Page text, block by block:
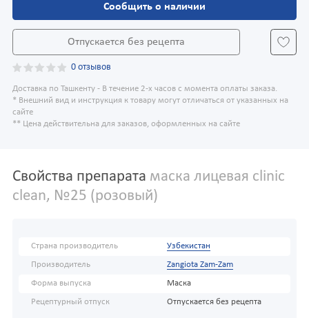
Сообщить о наличии
Отпускается без рецепта
0 отзывов
Доставка по Ташкенту - В течение 2-х часов с момента оплаты заказа.
* Внешний вид и инструкция к товару могут отличаться от указанных на
сайте
** Цена действительна для заказов, оформленных на сайте
Свойства препарата маска лицевая clinic
clean, №25 (розовый)
Страна производитель Узбекистан
Производитель Zangiota Zam-Zam
Форма выпуска Маска
Рецептурный отпуск Отпускается без рецепта